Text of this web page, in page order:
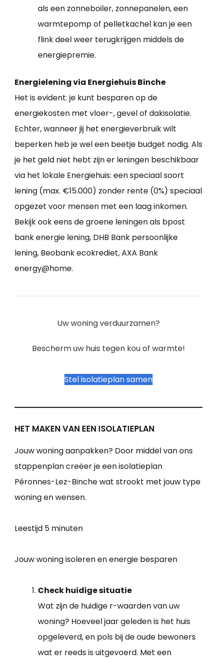
als een zonneboiler, zonnepanelen, een
warmtepomp of pelletkachel kan je een
flink deel weer terugkrijgen middels de
energiepremie.
Energielening via Energiehuis Binche
Het is evident: je kunt besparen op de
energiekosten met vloer-, gevel of dakisolatie.
Echter, wanneer jij het energieverbruik wilt
beperken heb je wel een beetje budget nodig. Als
je het geld niet hebt zijn er leningen beschikbaar
via het lokale Energiehuis: een speciaal soort
lening (max. €15.000) zonder rente (0%) speciaal
opgezet voor mensen met een laag inkomen.
Bekijk ook eens de groene leningen als bpost
bank energie lening, DHB Bank persoonlijke
lening, Beobank ecokrediet, AXA Bank
energy@home.
Uw woning verduurzamen?
Bescherm uw huis tegen kou of warmte!
Stel isolatieplan samen
HET MAKEN VAN EEN ISOLATIEPLAN
Jouw woning aanpakken? Door middel van ons
stappenplan creëer je een isolatieplan
Péronnes-Lez-Binche wat strookt met jouw type
woning en wensen.
Leestijd 5 minuten
Jouw woning isoleren en energie besparen
Check huidige situatie
Wat zijn de huidige r-waarden van uw
woning? Hoeveel jaar geleden is het huis
opgeleverd, en pols bij de oude bewoners
wat er reeds is uitgevoerd. Met een